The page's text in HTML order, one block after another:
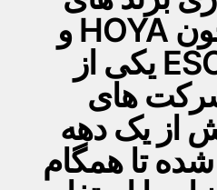
مطرحی همچون HOYA و
ESCHENBACH یکی از
های
از یک دهه
تا همگام